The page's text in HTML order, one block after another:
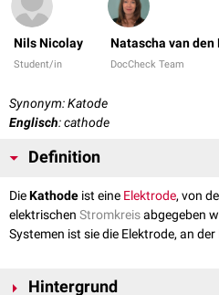
Nils Nicolay
Student/in
Natascha van den
DocCheck Team
Synonym: Katode
Englisch: cathode
Definition
DieKathode ist eine Elektrode, von
elektrischen Stromkreisabgegeben
Systemen ist sie die Elektrode, an der
Hintergrund